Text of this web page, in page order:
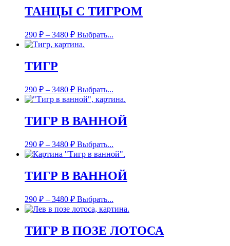
ТАНЦЫ С ТИГРОМ
290 ₽ – 3480 ₽ Выбрать...
ТИГР
290 ₽ – 3480 ₽ Выбрать...
ТИГР В ВАННОЙ
290 ₽ – 3480 ₽ Выбрать...
ТИГР В ВАННОЙ
290 ₽ – 3480 ₽ Выбрать...
ТИГР В ПОЗЕ ЛОТОСА